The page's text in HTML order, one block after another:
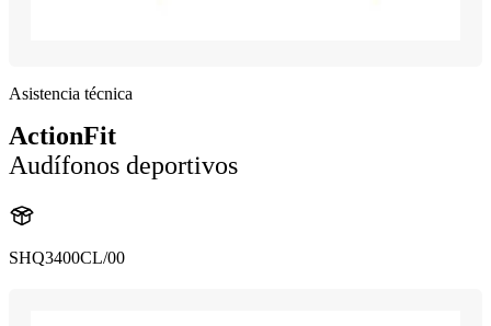
Asistencia técnica
ActionFit
Audífonos deportivos
SHQ3400CL/00